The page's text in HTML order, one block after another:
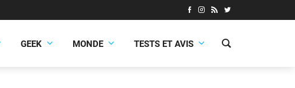
GEEK MONDE TESTS ET AVIS